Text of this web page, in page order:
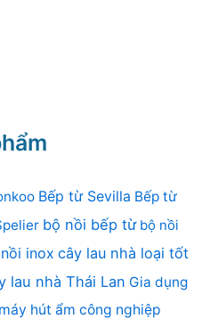
Bếp từ Sevilla Bếp từ
bộ nồi bếp từ bộ nồi
inox cây lau nhà loại tốt
lau nhà Thái Lan Gia dụng
máy hút ẩm công nghiệp